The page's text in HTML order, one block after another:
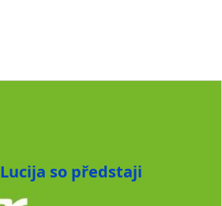
Lucija so předstaji